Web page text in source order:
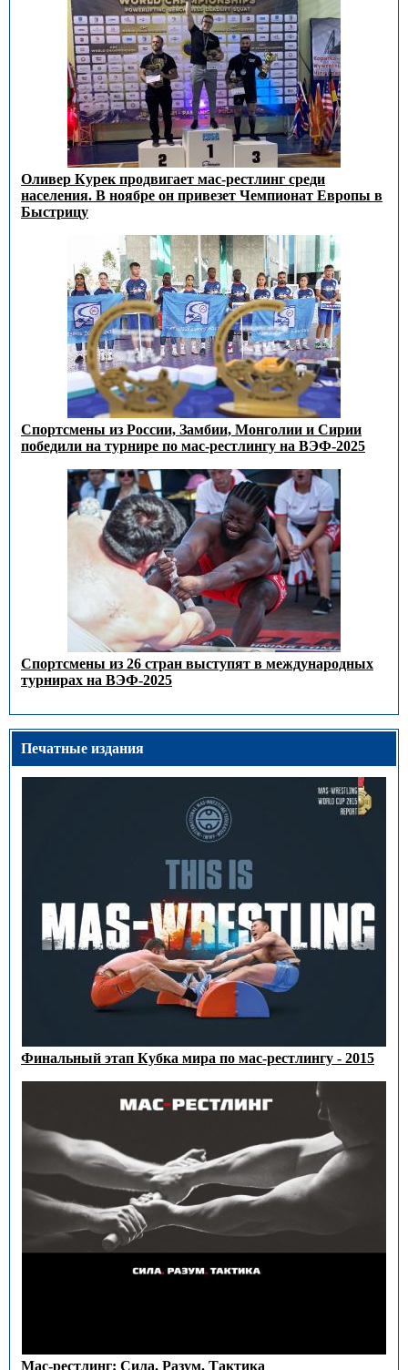
Оливер Курек продвигает мас-рестлинг среди
населения. В ноябре он привезет Чемпионат Европы в
Быстрицу
Спортсмены из России, Замбии, Монголии и Сирии
победили на турнире по мас-рестлингу на ВЭФ-2025
Спортсмены из 26 стран выступят в международных
турнирах на ВЭФ-2025
Печатные издания
Финальный этап Кубка мира по мас-рестлингу - 2015
Мас-рестлинг: Сила. Разум. Тактика